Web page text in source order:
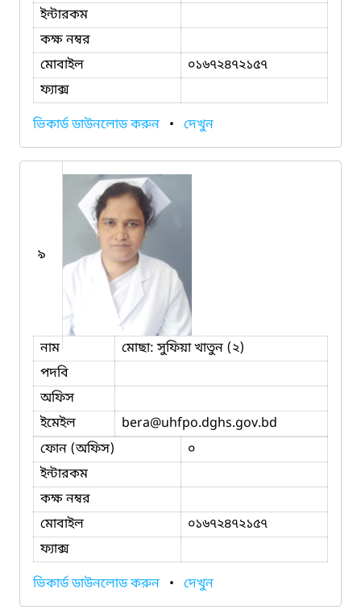
ইন্টারকম
কক্ষ নম্বর
মোবাইল
০১৬৭২৪৭২১৫৭
ফ্যাক্স
ভিকার্ড ডাউনলোড করুন • দেখুন
৯
নাম
মোছা: সুফিয়া খাতুন (২)
পদবি
অফিস
ইমেইল
bera@uhfpo.dghs.gov.bd
ফোন (অফিস)
০
ইন্টারকম
কক্ষ নম্বর
মোবাইল
০১৬৭২৪৭২১৫৭
ফ্যাক্স
ভিকার্ড ডাউনলোড করুন • দেখুন